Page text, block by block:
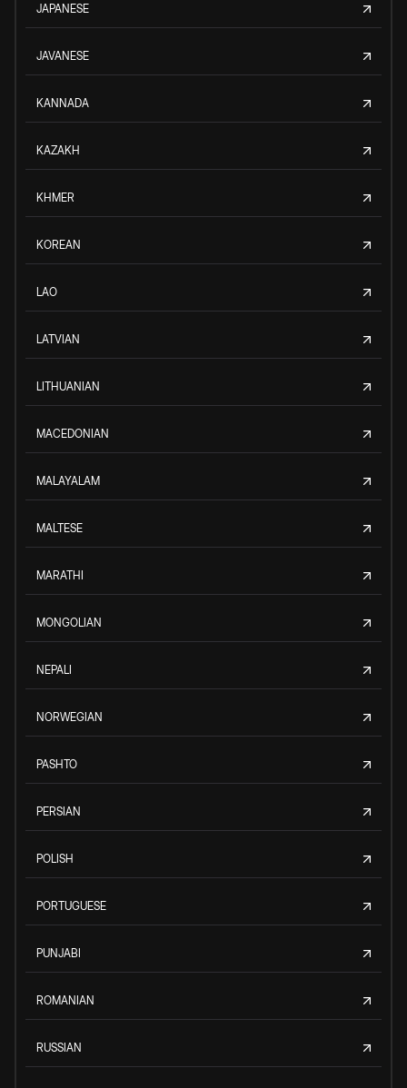
JAPANESE
JAVANESE
KANNADA
KAZAKH
KHMER
KOREAN
LAO
LATVIAN
LITHUANIAN
MACEDONIAN
MALAYALAM
MALTESE
MARATHI
MONGOLIAN
NEPALI
NORWEGIAN
PASHTO
PERSIAN
POLISH
PORTUGUESE
PUNJABI
ROMANIAN
RUSSIAN